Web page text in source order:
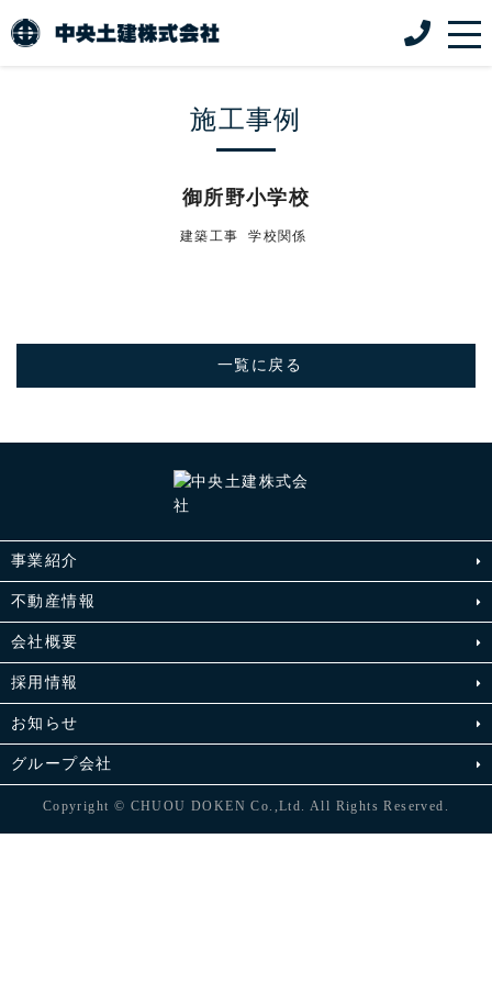
施工事例
御所野小学校
建築工事 学校関係
一覧に戻る
事業紹介
不動産情報
会社概要
採用情報
お知らせ
グループ会社
Copyright © CHUOU DOKEN Co.,Ltd. All Rights Reserved.